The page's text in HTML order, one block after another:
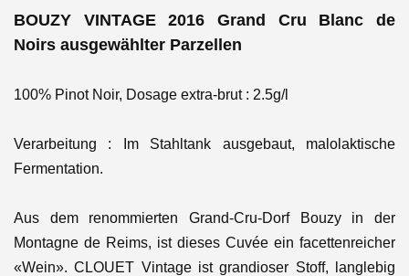
BOUZY VINTAGE 2016 Grand Cru Blanc de
Noirs ausgewählter Parzellen
100% Pinot Noir, Dosage extra-brut : 2.5g/l
Verarbeitung : Im Stahltank ausgebaut, malolaktische
Fermentation.
Aus dem renommierten Grand-Cru-Dorf Bouzy in der
Montagne de Reims, ist dieses Cuvée ein facettenreicher
«Wein». CLOUET Vintage ist grandioser Stoff, langlebig